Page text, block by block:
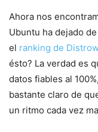
Ahora nos
Ubuntu ha dejado
el ranking de
ésto? La verdad es
datos fiables al
bastante claro de
un ritmo cada vez